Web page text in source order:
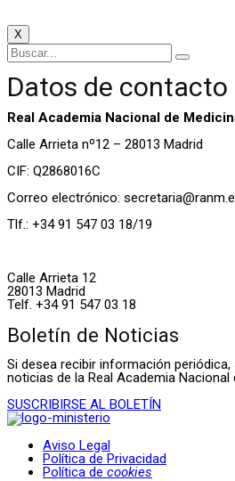
X
Datos de contacto
Real Academia Nacional de
Calle Arrieta nº12 – 28013 Madrid
CIF: Q2868016C
Correo electrónico:
Tlf.: +34 91 547 03 18/19
Calle Arrieta 12
28013 Madrid
Telf. +34 91 547 03 18
Boletín de Noticias
Si desea recibir información
noticias de la Real Academia Nacional
SUSCRIBIRSE AL BOLETÍN
Aviso Legal
Política de Privacidad
Política de cookies